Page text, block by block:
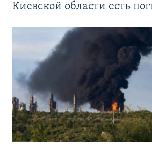
Киевской области есть